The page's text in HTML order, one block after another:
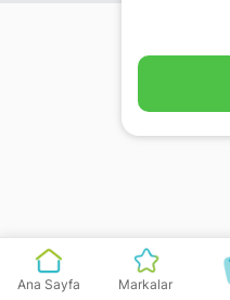
Ana Sayfa Markalar